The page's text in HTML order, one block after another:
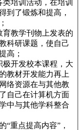
培训活动，在培训
到了锻炼和提高，
教学刊物上发表的
科研课题，使自己
高；
开发校本课程，大
教材开发能力再上
络资源在与其他教
自己在计算机方面
中与其他学科整合
重点提高内容”，